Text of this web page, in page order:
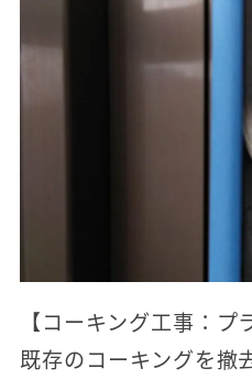
【コーキング工事：
既存のコーキングを撤